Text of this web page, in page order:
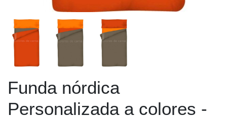
Funda nórdica
Personalizada a colores -